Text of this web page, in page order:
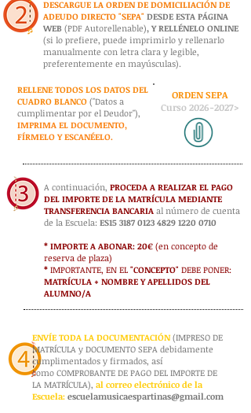
DESCARGUE LA ORDEN DE DOMICILIACIÓN DE
ADEUDO DIRECTO "SEPA" DESDE ESTA PÁGINA
WEB (PDF Autorellenable), Y RELLÉNELO ONLINE
(si lo prefiere, puede imprimirlo y rellenarlo
manualmente con letra clara y legible,
preferentemente en mayúsculas).
RELLENE TODOS LOS DATOS DEL
CUADRO BLANCO ("Datos a
cumplimentar por el Deudor"),
IMPRIMA EL DOCUMENTO,
FÍRMELO Y ESCANÉELO.
ORDEN SEPA
Curso 2026-2027>
A continuación, PROCEDA A REALIZAR EL PAGO
DEL IMPORTE DE LA MATRÍCULA MEDIANTE
TRANSFERENCIA BANCARIA al número de cuenta
de la Escuela: ES15 3187 0123 4829 1220 0710
* IMPORTE A ABONAR: 20€ (en concepto de
reserva de plaza)
* IMPORTANTE, EN EL "CONCEPTO" DEBE PONER:
MATRÍCULA + NOMBRE Y APELLIDOS DEL
ALUMNO/A
ENVÍE TODA LA DOCUMENTACIÓN(IMPRESO DE
MATRÍCULA y DOCUMENTO SEPA debidamente
cumplimentados y firmados, así
como COMPROBANTE DE PAGO DEL IMPORTE DE
LA MATRÍCULA), al correo electrónico de la
Escuela: escuelamusicaespartinas@gmail.com